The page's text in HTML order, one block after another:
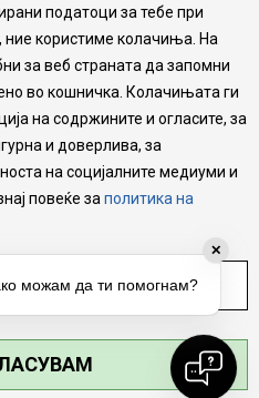
Finder
попрецизни во описот на
на слики и цени, но не
сите информации се
Сите производи се дел од
дека мора да се
секој момент.
. СИТЕ ПРАВА ЗАДРЖАНИ.
податоци за тебе при
ние користиме колачиња. На
за веб страната да запомни
во кошничка. Колачињата ги
на содржините и огласите, за
и доверлива, за
на социјалните медиуми и
повеќе за политика на
✕
можам да ти помогнам?